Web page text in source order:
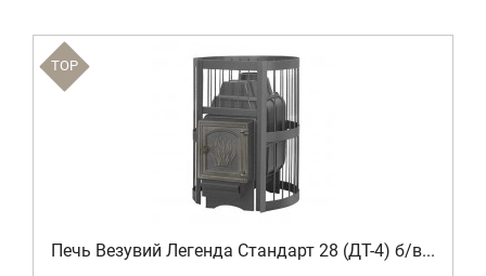
TOP
Печь Везувий Легенда Стандарт 28 (ДТ-4) б/в...